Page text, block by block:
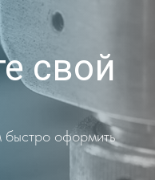
свой
оформить